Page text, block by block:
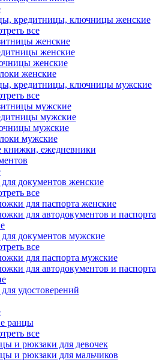
кредитницы, ключницы женские
все
женские
женские
женские
женские
кредитницы, ключницы мужские
все
мужские
мужские
мужские
мужские
книжки, ежедневники
документов женские
все
для паспорта женские
для автодокументов и паспорта
документов мужские
все
для паспорта мужские
для автодокументов и паспорта
удостоверений
ранцы
все
и рюкзаки для девочек
и рюкзаки для мальчиков